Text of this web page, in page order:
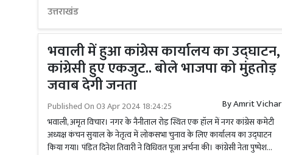
उत्तराखंड
भवाली में हुआ कांग्रेस कार्यालय का उद्घाटन,
कांग्रेसी हुए एकजुट.. बोले भाजपा को मुंहतोड़
जवाब देगी जनता
Published On03 Apr 2024 18:24:25 ByAmrit Vichar
भवाली, अमृत विचार। नगर के नैनीताल रोड़ स्थित एक हॉल में नगर कांग्रेस कमेटी
अध्यक्ष कंचन सुयाल के नेतृत्व में लोकसभा चुनाव के लिए कार्यालय का उद्घाटन
किया गया। पंडित दिनेश तिवारी ने विधिवत पूजा अर्चना की। कांग्रेसी नेता पुष्पेश...